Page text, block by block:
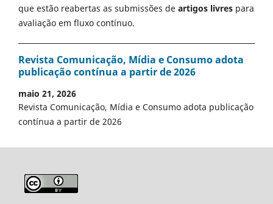
que estão reabertas as submissões de artigos livres para
avaliação em fluxo contínuo.
Revista Comunicação, Mídia e Consumo adota
publicação contínua a partir de 2026
maio 21, 2026
Revista Comunicação, Mídia e Consumo adota publicação
contínua a partir de 2026